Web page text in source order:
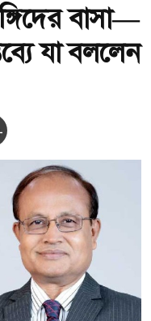
বাসা—
যা বললেন